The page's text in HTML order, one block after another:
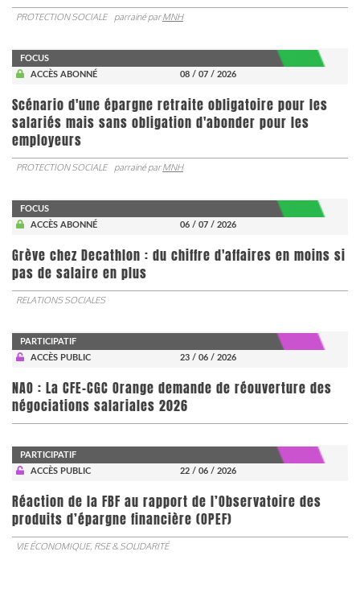
PROTECTION SOCIALE parrainé parMNH
FOCUS
ACCÈS ABONNÉ
08 / 07 / 2026
Scénario d'une épargne retraite obligatoire pour les
salariés mais sans obligation d'abonder pour les
employeurs
PROTECTION SOCIALE parrainé parMNH
FOCUS
ACCÈS ABONNÉ
06 / 07 / 2026
Grève chez Decathlon : du chiffre d'affaires en moins si
pas de salaire en plus
RELATIONS SOCIALES
PARTICIPATIF
ACCÈS PUBLIC
23 / 06 / 2026
NAO : La CFE-CGC Orange demande de réouverture des
négociations salariales 2026
PARTICIPATIF
ACCÈS PUBLIC
22 / 06 / 2026
​​​​​​​Réaction de la FBF au rapport de l’Observatoire des
produits d’épargne financière (OPEF)
VIE ÉCONOMIQUE, RSE & SOLIDARITÉ